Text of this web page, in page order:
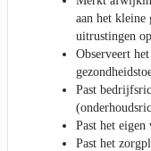
aan het kleine
uitrustingen op
Observeert
Past
Past het eigen
Past het